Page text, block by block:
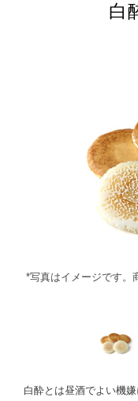
白
*写真はイメージです。
白酔とは昼酒でよい機